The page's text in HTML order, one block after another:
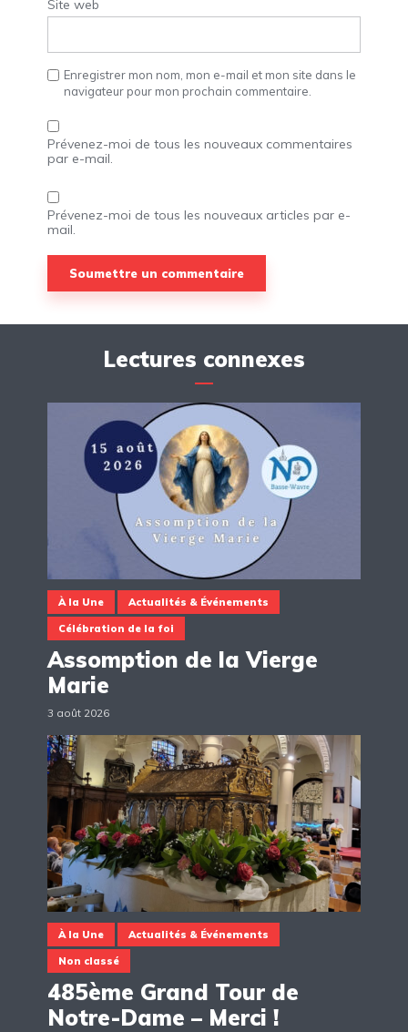
Site web
Enregistrer mon nom, mon e-mail et mon site dans le
navigateur pour mon prochain commentaire.
Prévenez-moi de tous les nouveaux commentaires
par e-mail.
Prévenez-moi de tous les nouveaux articles par e-
mail.
Lectures connexes
À la Une Actualités & Événements
Célébration de la foi
Assomption de la Vierge
Marie
3 août 2026
À la Une Actualités & Événements
Non classé
485ème Grand Tour de
Notre-Dame – Merci !